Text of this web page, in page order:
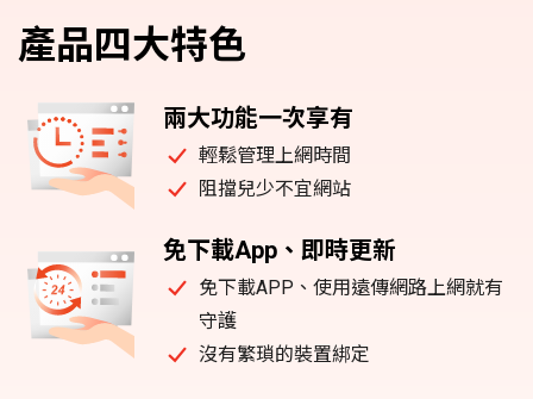
產品四大特色
兩大功能一次享有
輕鬆管理上網時間
阻擋兒少不宜網站
免下載App、即時更新
免下載APP、使用遠傳網路上網就有
守護
沒有繁瑣的裝置綁定